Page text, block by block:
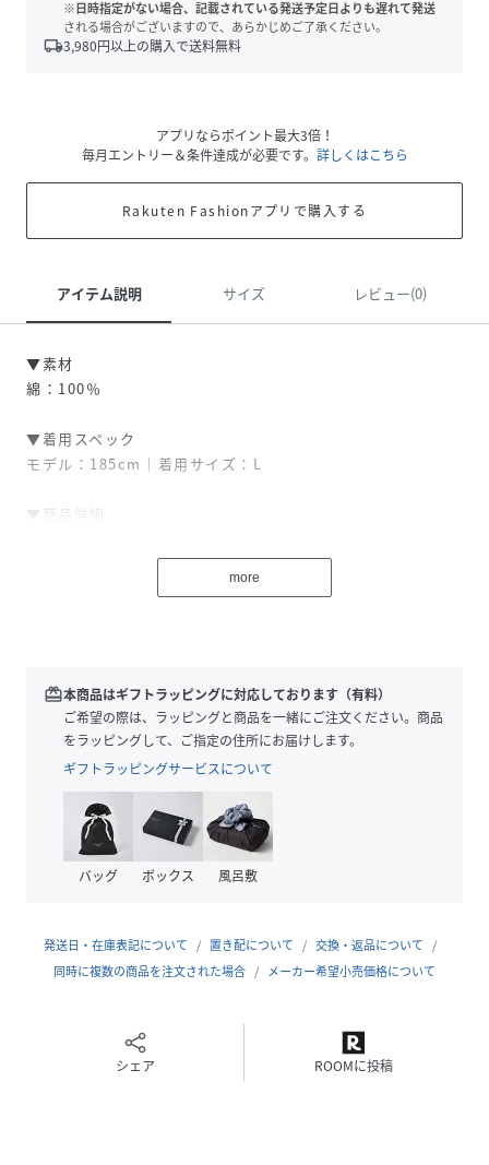
※日時指定がない場合、記載されている発送予定日よりも遅れて発送
される場合がございますので、あらかじめご了承ください。
local_shipping3,980円以上の購入で送料無料
アプリならポイント最大3倍！
毎月エントリー＆条件達成が必要です。 詳しくはこちら
Rakuten Fashionアプリで購入する
アイテム説明 サイズ レビュー(0)
▼素材
綿：100％
▼着用スペック
モデル：185cm｜着用サイズ：L
▼商品詳細
▼ご注意
※サイズ選びについて
大きめのつくりとなっております。痩せ型の方には小さめの
サイズを推奨しております。
※商品の色味につきましては、ご利用のPC、スマートフォン
のモニタ環境により実際のカラーと画像の色味が違って見え
る場合がございます。あらかじめご了承の上、ご注文くださ
※生産過程におきまして、1cmから2cm程度のサイズ個体差
が生じる場合がございます。
more
redeem本商品はギフトラッピングに対応しております（有料）
ご希望の際は、ラッピングと商品を一緒にご注文ください。商品
をラッピングして、ご指定の住所にお届けします。
ギフトラッピングサービスについて
バッグ ボックス 風呂敷
発送日・在庫表記について 置き配について
交換・返品について
同時に複数の商品を注文された場合
メーカー希望小売価格について
シェア ROOMに投稿